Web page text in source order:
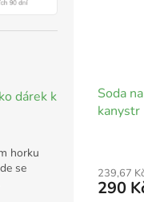
dárek k
horku
se
Soda
kanystr
239,67
290